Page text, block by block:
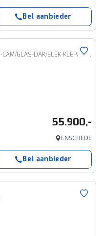
Bel aanbieder
JAGUAR F-pace 5.0 V8 SVR AWD 360-CAM/GLAS-DAK/ELEK-KLEP/MERIDIAN/DIG-DASH/HUD/22INCH
55.900,-
ENSCHEDE
Bel aanbieder